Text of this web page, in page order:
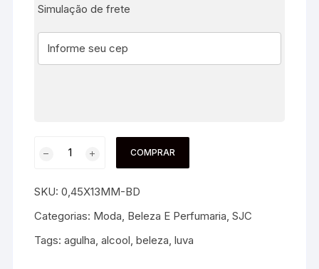
Simulação de frete
COMPRAR
SKU:0,45X13MM-BD
Categorias: Moda, Beleza E Perfumaria ,SJC
Tags:agulha ,alcool ,beleza ,luva